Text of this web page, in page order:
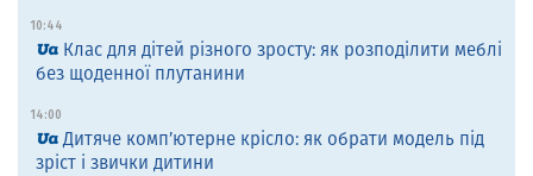
10:44
Клас для дітей різного зросту: як розподілити меблі
без щоденної плутанини
14:00
Дитяче комп’ютерне крісло: як обрати модель під
зріст і звички дитини